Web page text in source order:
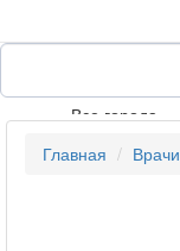
Все города
Главная
Врачи